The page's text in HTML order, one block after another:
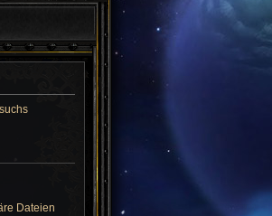
Dateien